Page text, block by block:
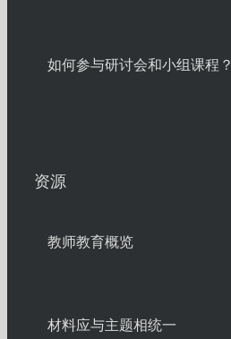
如何参与研讨会和小组课程？
资源
教师教育概览
材料应与主题相统一